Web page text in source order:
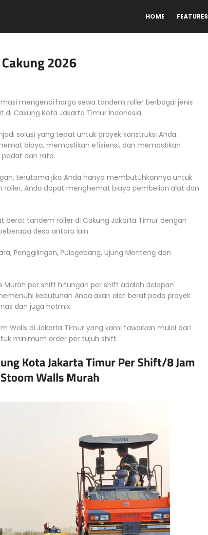
HOME FEATURES
2026
mengenai harga sewa tandem roller berbagai jenis
Cakung Kota Jakarta Timur Indonesia.
solusi yang tepat untuk proyek konstruksi Anda.
biaya, memastikan efisiensi, dan memastikan
dan rata.
terutama jika Anda hanya membutuhkannya untuk
Anda dapat menghemat biaya pembelian alat dan
berat tandem roller di Cakung Jakarta Timur dengan
desa antara lain :
Penggilingan, Pulogebang, Ujung Menteng dan
Murah per shift hitungan per shift adalah delapan
kebutuhan Anda akan alat berat pada proyek
dan juga hotmix.
Walls di Jakarta Timur yang kami tawarkan mulai dari
minimum order per tujuh shift.
Kota Jakarta Timur Per Shift/8 Jam
Walls Murah